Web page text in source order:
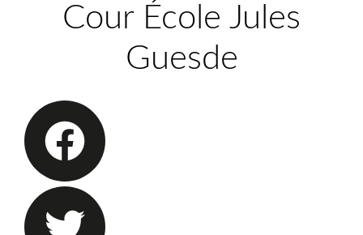
Cour École Jules
Guesde